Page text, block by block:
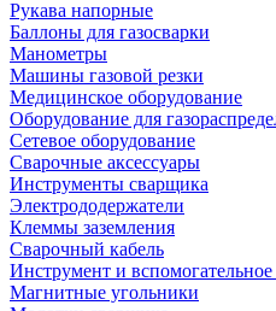
Рукава напорные
Баллоны для газосварки
Манометры
Машины газовой резки
Медицинское оборудование
Оборудование для
Сетевое оборудование
Сварочные аксессуары
Инструменты сварщика
Электрододержатели
Клеммы заземления
Сварочный кабель
Инструмент и
Магнитные угольники